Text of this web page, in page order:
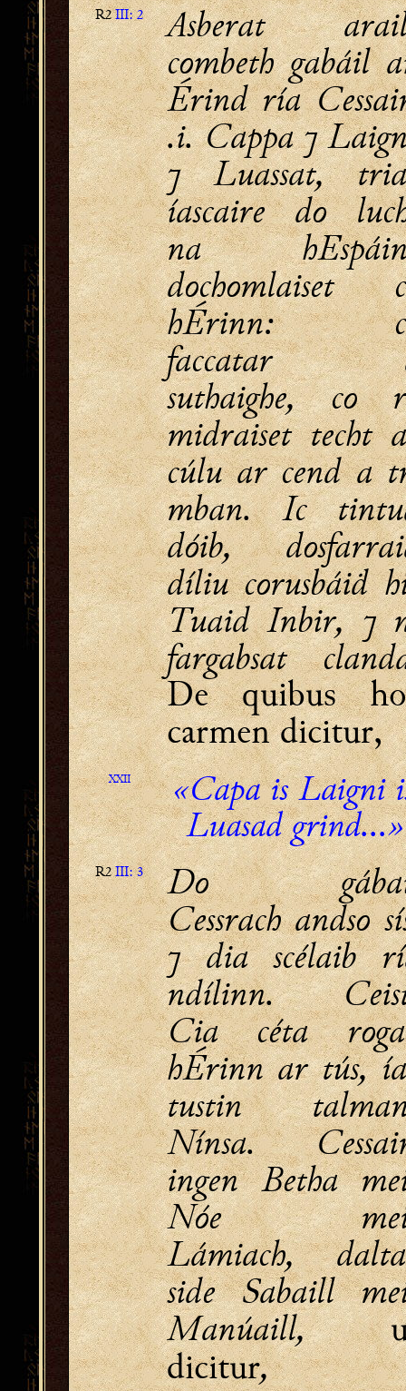
R2III: 2
Asberat
combeth gabáil
Érind ría
.i. Cappa ⁊
⁊ Luassat,
íascaire do
na
dochomlaiset
hÉrinn:
faccatar
suthaighe, co
midraiset techt
cúlu ar cend a
mban. Ic
dóib,
díliu corusbáiḋ
Tuaid Inbir, ⁊
fargabsat
De quibus
carmen dicitur,
XXII
«Capa is Laigni
Luasad grind...»
R2III: 3
Do
Cessrach andso
⁊ dia scélaib
ndílinn.
Cia céta
hÉrinn ar tús,
tustin
Nínsa.
ingen Betha
Nóe
Lámiach,
side Sabaill
Manúaill,
dicitur,